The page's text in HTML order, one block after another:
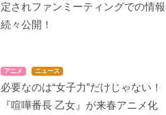
定されファンミーティングでの情報
続々公開！
アニメ ニュース
必要なのは“女子力”だけじゃない！
『喧嘩番長 乙女』が来春アニメ化